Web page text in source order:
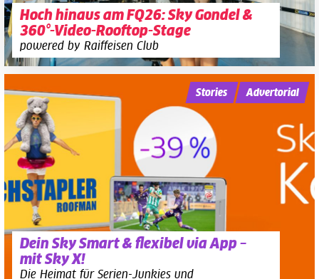
Hoch hinaus am FQ26: Sky Gondel &
360°-Video-Rooftop-Stage
powered by Raiffeisen Club
Dein Sky Smart & flexibel via App –
mit Sky X!
Die Heimat für Serien-Junkies und
Stories Advertorial